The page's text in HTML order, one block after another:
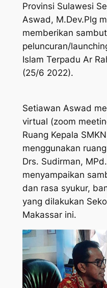
Provinsi Sulawesi
Aswad, M.Dev.Plg
memberikan
peluncuran/
Islam Terpadu Ar
(25/6 2022).
Setiawan Aswad
virtual (zoom
Ruang Kepala
menggunakan
Drs. Sudirman,
menyampaikan
dan rasa syukur,
yang dilakukan
Makassar ini.